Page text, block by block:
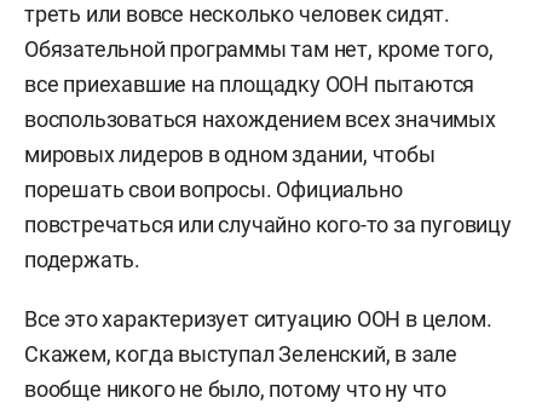
треть или вовсе несколько человек сидят.
Обязательной программы там нет, кроме того,
все приехавшие на площадку ООН пытаются
воспользоваться нахождением всех значимых
мировых лидеров в одном здании, чтобы
порешать свои вопросы. Официально
повстречаться или случайно кого-то за пуговицу
подержать.
Все это характеризует ситуацию ООН в целом.
Скажем, когда выступал Зеленский, в зале
вообще никого не было, потому что ну что